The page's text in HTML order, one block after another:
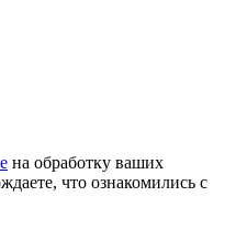
на обработку ваших
что ознакомились с